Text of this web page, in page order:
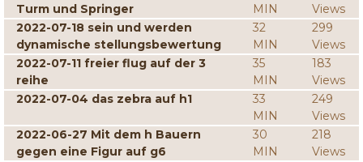
Turm und Springer
MIN
Views
2022-07-18 sein und werden
dynamische stellungsbewertung
32
MIN
299
Views
2022-07-11 freier flug auf der 3
reihe
35
MIN
183
Views
2022-07-04 das zebra auf h1
33
MIN
249
Views
2022-06-27 Mit dem h Bauern
gegen eine Figur auf g6
30
MIN
218
Views